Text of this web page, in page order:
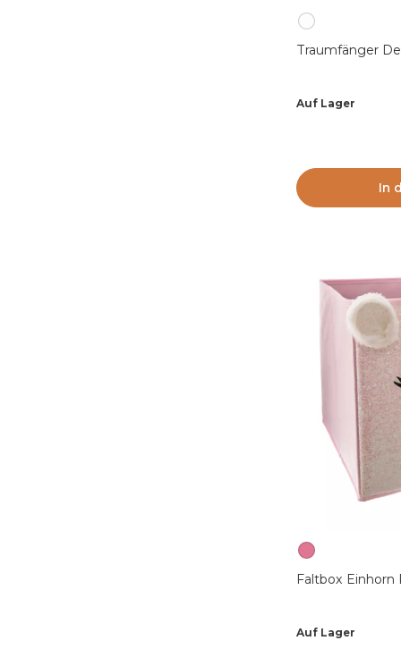
Traumfänger
Auf Lager
In
Faltbox Einhorn
Auf Lager